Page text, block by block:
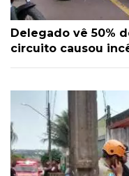
Delegado vê 50%
circuito causou